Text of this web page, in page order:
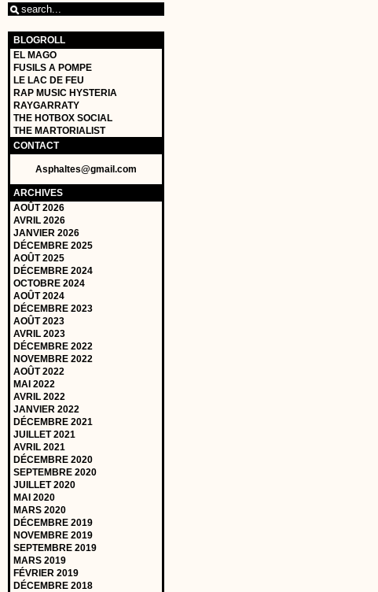
BLOGROLL
EL MAGO
FUSILS A POMPE
LE LAC DE FEU
RAP MUSIC HYSTERIA
RAYGARRATY
THE HOTBOX SOCIAL
THE MARTORIALIST
CONTACT
Asphaltes@gmail.com
ARCHIVES
AOÛT 2026
AVRIL 2026
JANVIER 2026
DÉCEMBRE 2025
AOÛT 2025
DÉCEMBRE 2024
OCTOBRE 2024
AOÛT 2024
DÉCEMBRE 2023
AOÛT 2023
AVRIL 2023
DÉCEMBRE 2022
NOVEMBRE 2022
AOÛT 2022
MAI 2022
AVRIL 2022
JANVIER 2022
DÉCEMBRE 2021
JUILLET 2021
AVRIL 2021
DÉCEMBRE 2020
SEPTEMBRE 2020
JUILLET 2020
MAI 2020
MARS 2020
DÉCEMBRE 2019
NOVEMBRE 2019
SEPTEMBRE 2019
MARS 2019
FÉVRIER 2019
DÉCEMBRE 2018